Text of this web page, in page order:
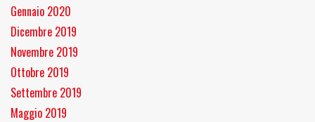
Gennaio 2020
Dicembre 2019
Novembre 2019
Ottobre 2019
Settembre 2019
Maggio 2019